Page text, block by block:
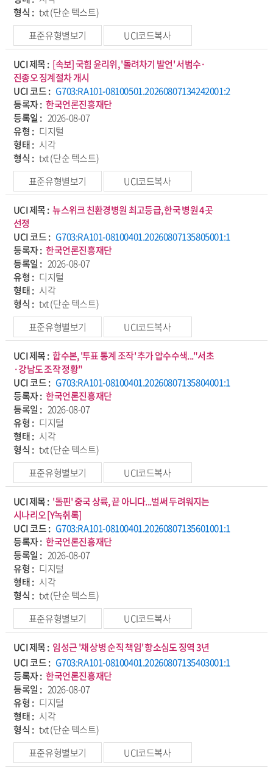
형식 : txt (단순 텍스트)
표준유형별보기
UCI코드복사
UCI 제목 : [속보] 국힘 윤리위, '돌려차기 발언' 서범수·
진종오 징계절차 개시
UCI 코드 : G703:RA101-08100501.20260807134242001:2
등록자 : 한국언론진흥재단
등록일 : 2026-08-07
유형 : 디지털
형태 : 시각
형식 : txt (단순 텍스트)
표준유형별보기
UCI코드복사
UCI 제목 : 뉴스위크 친환경병원 최고등급, 한국 병원 4곳
선정
UCI 코드 : G703:RA101-08100401.20260807135805001:1
등록자 : 한국언론진흥재단
등록일 : 2026-08-07
유형 : 디지털
형태 : 시각
형식 : txt (단순 텍스트)
표준유형별보기
UCI코드복사
UCI 제목 : 합수본, '투표 통계 조작' 추가 압수수색..."서초
·강남도 조작 정황"
UCI 코드 : G703:RA101-08100401.20260807135804001:1
등록자 : 한국언론진흥재단
등록일 : 2026-08-07
유형 : 디지털
형태 : 시각
형식 : txt (단순 텍스트)
표준유형별보기
UCI코드복사
UCI 제목 : '돌핀' 중국 상륙, 끝 아니다...벌써 두려워지는
시나리오 [Y녹취록]
UCI 코드 : G703:RA101-08100401.20260807135601001:1
등록자 : 한국언론진흥재단
등록일 : 2026-08-07
유형 : 디지털
형태 : 시각
형식 : txt (단순 텍스트)
표준유형별보기
UCI코드복사
UCI 제목 : 임성근 '채 상병 순직 책임' 항소심도 징역 3년
UCI 코드 : G703:RA101-08100401.20260807135403001:1
등록자 : 한국언론진흥재단
등록일 : 2026-08-07
유형 : 디지털
형태 : 시각
형식 : txt (단순 텍스트)
표준유형별보기
UCI코드복사